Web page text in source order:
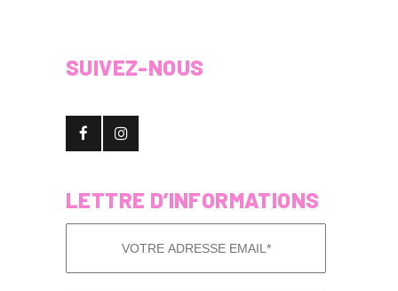
SUIVEZ-NOUS
LETTRE D’INFORMATIONS